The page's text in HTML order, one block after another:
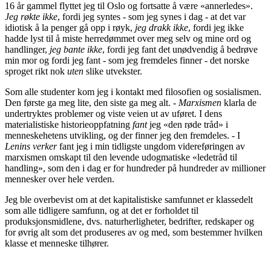
16 år gammel flyttet jeg til Oslo og fortsatte å være «annerledes».
Jeg røkte ikke, fordi jeg syntes - som jeg synes i dag - at det var
idiotisk å la penger gå opp i røyk, jeg drakk ikke, fordi jeg ikke
hadde lyst til å miste herredømmet over meg selv og mine ord og
handlinger, jeg bante ikke, fordi jeg fant det unødvendig å bedrøve
min mor og fordi jeg fant - som jeg fremdeles finner - det norske
sproget rikt nok uten slike utvekster.
Som alle studenter kom jeg i kontakt med filosofien og sosialismen.
Den første ga meg lite, den siste ga meg alt. - Marxismen klarla de
undertryktes problemer og viste veien ut av uføret. I dens
materialistiske historieoppfatning fantjeg «den røde tråd» i
menneskehetens utvikling, og der finner jeg den fremdeles. - I
Lenins verkerfant jeg i min tidligste ungdom videreføringen av
marxismen omskapt til den levende udogmatiske «ledetråd til
handling», som den i dag er for hundreder på hundreder av millioner
mennesker over hele verden.
Jeg ble overbevist om at det kapitalistiske samfunnet er klassedelt
som alle tidligere samfunn, og at det er forholdet til
produksjonsmidlene, dvs. naturherligheter, bedrifter, redskaper og
for øvrig alt som det produseres av og med, som bestemmer hvilken
klasse et menneske tilhører.